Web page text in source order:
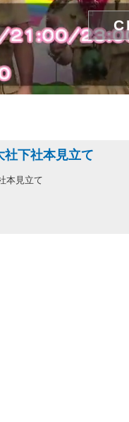
下社本見立て
本見立て